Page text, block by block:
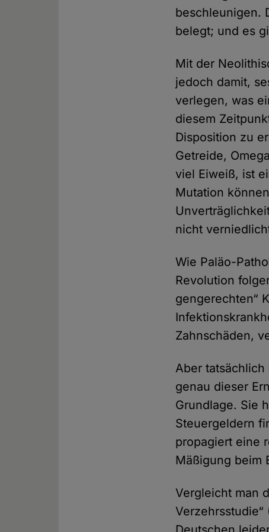
beschleunigen.
belegt; und es
Mit der
jedoch damit,
verlegen, was
diesem
Disposition zu
Getreide,
viel Eiweiß, ist
Mutation
nicht
Wie Paläo-
Revolution
gengerechten“
Zahnschäden,
Aber tatsächlich
genau dieser
Grundlage. Sie
Steuergeldern
propagiert eine
Mäßigung beim
Vergleicht man